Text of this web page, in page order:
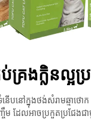
ប់គ្រងក្លិនល្អប្
ទំនើបនៅក្នុងថង់សំរាមឆ្មាថ
ចឹម ដែលអាចប្រកួតប្រជែ